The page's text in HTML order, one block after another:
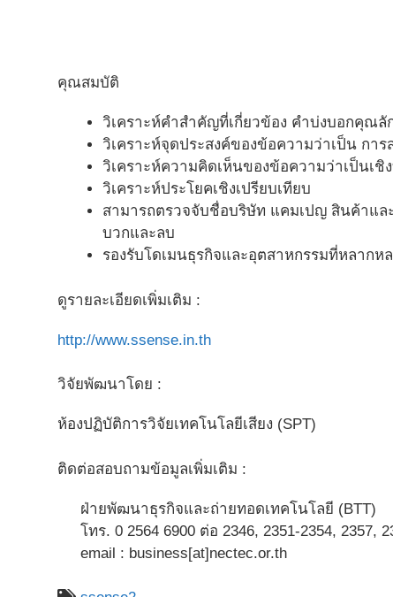
คุณสมบัติ
วิเคราะห์คำสำคัญที่เกี่ยวข้อง คำบ่งบอกคุณ
วิเคราะห์จุดประสงค์ของข้อความว่าเป็น ก
วิเคราะห์ความคิดเห็นของข้อความว่าเป็นเชิ
วิเคราะห์ประโยคเชิงเปรียบเทียบ
สามารถตรวจจับชื่อบริษัท แคมเปญ สินค้าแล
บวกและลบ
รองรับโดเมนธุรกิจและอุตสาหกรรมที่หลาก
ดูรายละเอียดเพิ่มเติม :
http://www.ssense.in.th
วิจัยพัฒนาโดย :
ห้องปฏิบัติการวิจัยเทคโนโลยีเสียง (SPT)
ติดต่อสอบถามข้อมูลเพิ่มเติม :
ฝ่ายพัฒนาธุรกิจและถ่ายทอดเทคโนโลยี (BTT)
โทร. 0 2564 6900 ต่อ 2346, 2351-2354, 2357,
email : business[at]nectec.or.th